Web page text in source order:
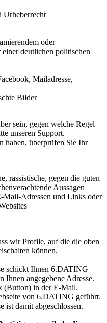
Urheberrecht
oder
deutlichen politischen
Mailadresse,
Bilder
sein, gegen welche Regel
unseren Support.
haben, überprüfen Sie Ihr
rassistische, gegen die guten
Aussagen
Mail-Adressen und Links oder
wir Profile, auf die die oben
können.
schickt Ihnen 6.DATING
Ihnen angegebene Adresse.
(Button) in der E-Mail.
von 6.DATING geführt.
damit abgeschlossen.